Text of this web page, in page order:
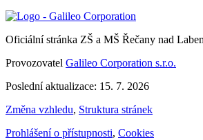
Oficiální stránka ZŠ a MŠ Řečany nad
Provozovatel Galileo Corporation s.r.o.
Poslední aktualizace: 15. 7. 2026
Změna vzhledu, Struktura stránek
Prohlášení o přístupnosti, Cookies